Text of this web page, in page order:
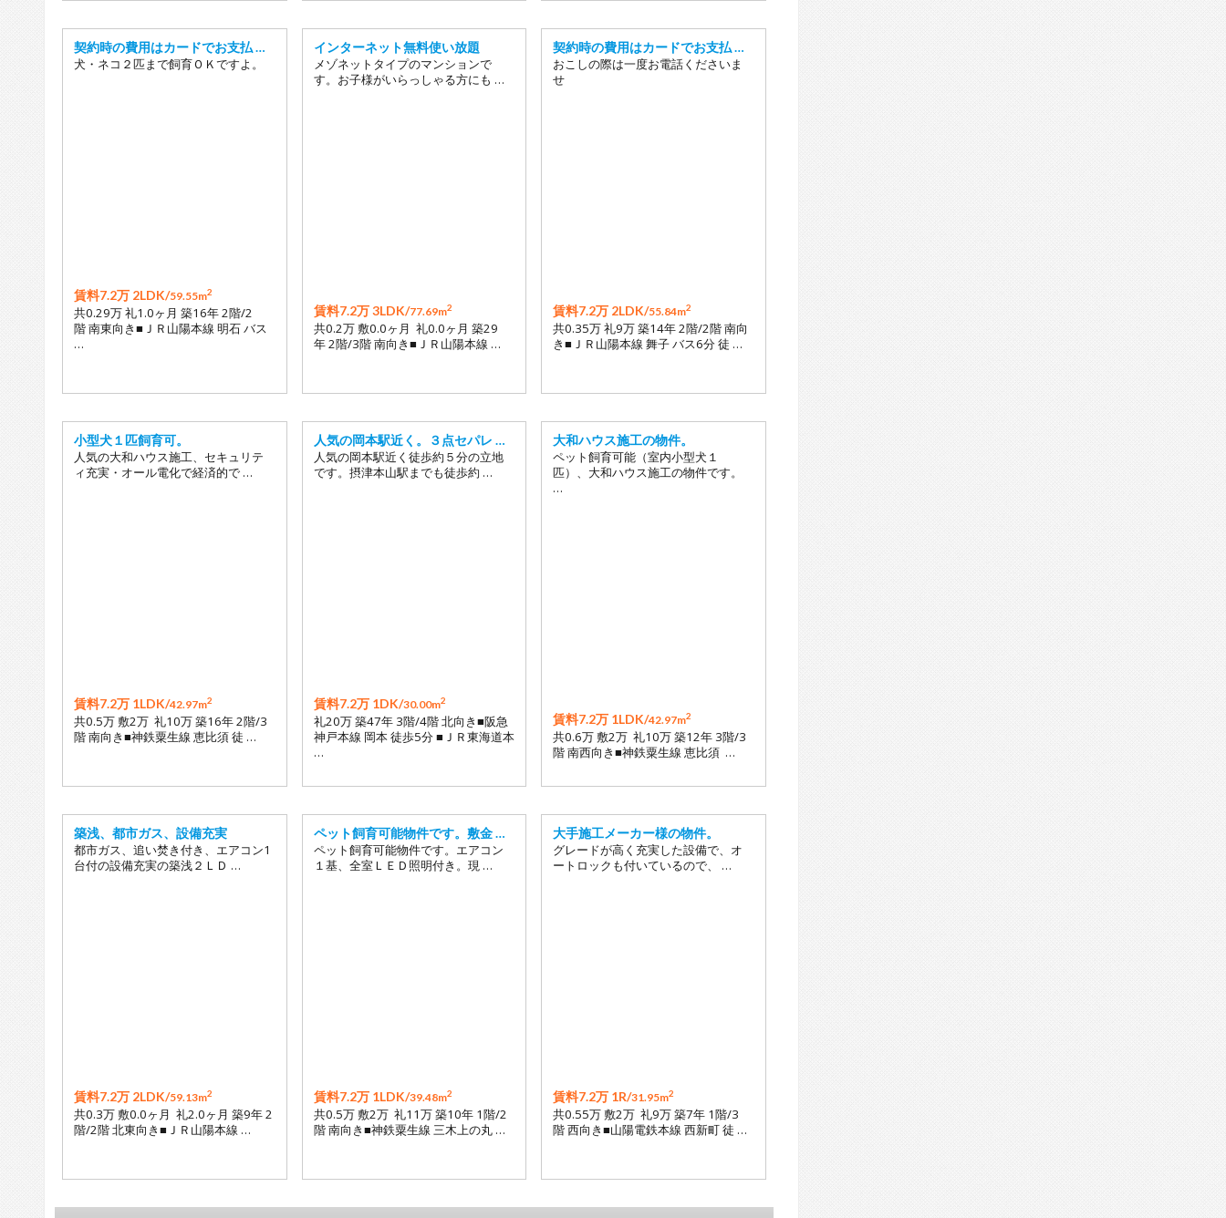
契約時の費用はカードでお支払 …
犬・ネコ２匹まで飼育ＯＫですよ。
賃料7.2万 2LDK/59.55m2
共0.29万 礼1.0ヶ月 築16年 2階/2
階 南東向き■ＪＲ山陽本線 明石 バス
…
インターネット無料使い放題
メゾネットタイプのマンションで
す。お子様がいらっしゃる方にも …
賃料7.2万 3LDK/77.69m2
共0.2万 敷0.0ヶ月 礼0.0ヶ月 築29
年 2階/3階 南向き■ＪＲ山陽本線 …
契約時の費用はカードでお支払 …
おこしの際は一度お電話くださいま
せ
賃料7.2万 2LDK/55.84m2
共0.35万 礼9万 築14年 2階/2階 南向
き■ＪＲ山陽本線 舞子 バス6分 徒 …
小型犬１匹飼育可。
人気の大和ハウス施工、セキュリテ
ィ充実・オール電化で経済的で …
賃料7.2万 1LDK/42.97m2
共0.5万 敷2万 礼10万 築16年 2階/3
階 南向き■神鉄粟生線 恵比須 徒 …
人気の岡本駅近く。３点セパレ …
人気の岡本駅近く徒歩約５分の立地
です。摂津本山駅までも徒歩約 …
賃料7.2万 1DK/30.00m2
礼20万 築47年 3階/4階 北向き■阪急
神戸本線 岡本 徒歩5分 ■ＪＲ東海道本
…
大和ハウス施工の物件。
ペット飼育可能（室内小型犬１
匹）、大和ハウス施工の物件です。
…
賃料7.2万 1LDK/42.97m2
共0.6万 敷2万 礼10万 築12年 3階/3
階 南西向き■神鉄粟生線 恵比須 …
築浅、都市ガス、設備充実
都市ガス、追い焚き付き、エアコン1
台付の設備充実の築浅２ＬＤ …
賃料7.2万 2LDK/59.13m2
共0.3万 敷0.0ヶ月 礼2.0ヶ月 築9年 2
階/2階 北東向き■ＪＲ山陽本線 …
ペット飼育可能物件です。敷金 …
ペット飼育可能物件です。エアコン
１基、全室ＬＥＤ照明付き。現 …
賃料7.2万 1LDK/39.48m2
共0.5万 敷2万 礼11万 築10年 1階/2
階 南向き■神鉄粟生線 三木上の丸 …
大手施工メーカー様の物件。
グレードが高く充実した設備で、オ
ートロックも付いているので、 …
賃料7.2万 1R/31.95m2
共0.55万 敷2万 礼9万 築7年 1階/3
階 西向き■山陽電鉄本線 西新町 徒 …